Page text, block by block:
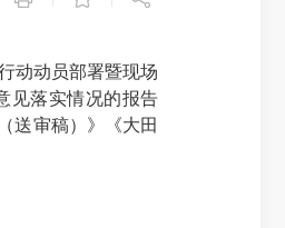
动动员部署暨现场
见落实情况的报告
送审稿）》《大田